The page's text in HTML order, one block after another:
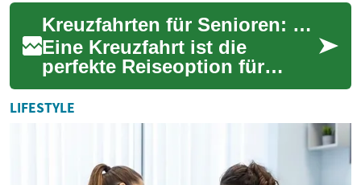
Abwechslung suchen.
Moderne Schiffe biete...
Kreuzfahrten für Senioren: Der ultimative Reiseführer für entspanntes Reisen auf See
Eine Kreuzfahrt ist die
perfekte Reiseoption für
Senioren, die Komfort und
Entspannung mit Abenteuer
verbinden möchte...
LIFESTYLE